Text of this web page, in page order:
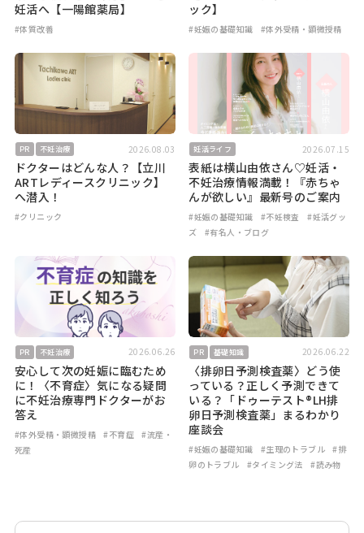
妊活へ【一陽館薬局】
#体質改善
ック】
#妊娠の基礎知識 #体外受精・顕微授精
PR 不妊治療 2026.08.03
ドクターはどんな人？【立川
ARTレディースクリニック】
へ潜入！
#クリニック
妊活ライフ 2026.07.15
表紙は横山由依さん♡妊活・
不妊治療情報満載！『赤ちゃ
んが欲しい』最新号のご案内
#妊娠の基礎知識 #不妊検査
#妊活グッ
ズ
#有名人・ブログ
PR 不妊治療 2026.06.26
安心して次の妊娠に臨むため
に！〈不育症〉気になる疑問
に不妊治療専門ドクターがお
答え
#体外受精・顕微授精 #不育症
#流産・
死産
PR 基礎知識 2026.06.22
〈排卵日予測検査薬〉どう使
っている？正しく予測できて
いる？「ドゥーテスト®LH排
卵日予測検査薬」まるわかり
座談会
#妊娠の基礎知識 #生理のトラブル
#排
卵のトラブル
#タイミング法 #読み物